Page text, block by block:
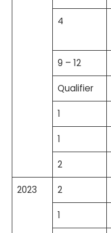
4
9 – 12
Qualifier
1
1
2
2023 2
1